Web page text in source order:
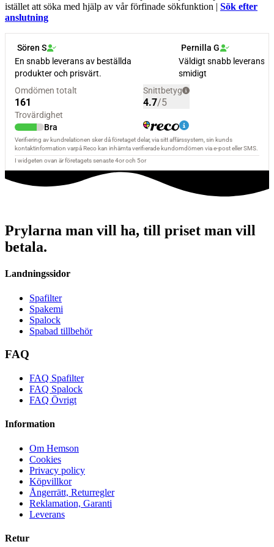
istället att söka med hjälp av vår förfinade sökfunktion | Sök efter
anslutning
Prylarna man vill ha, till priset man vill
betala.
Landningssidor
Spafilter
Spakemi
Spalock
Spabad tillbehör
FAQ
FAQ Spafilter
FAQ Spalock
FAQ Övrigt
Information
Om Hemson
Cookies
Privacy policy
Köpvillkor
Ångerrätt, Returregler
Reklamation, Garanti
Leverans
Retur